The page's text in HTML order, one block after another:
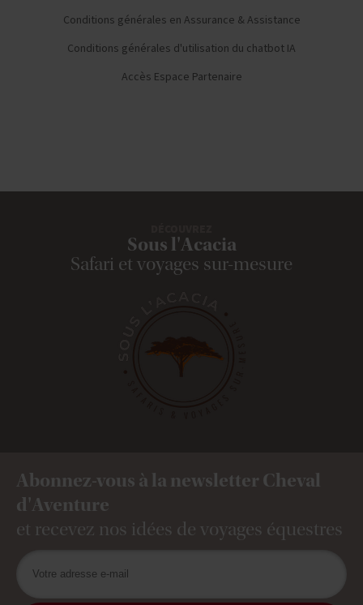
Conditions générales en Assurance & Assistance
Conditions générales d'utilisation du chatbot IA
Accès Espace Partenaire
Sous l'Acacia
Safari et voyages sur-mesure
Abonnez-vous à la newsletter Cheval
d'Aventure
et recevez nos idées de voyages équestres